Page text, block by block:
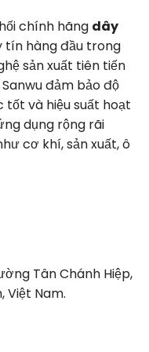
chính hãng dây
tín hàng đầu trong
sản xuất tiên tiến
đảm bảo độ
và hiệu suất hoạt
dụng rộng rãi
cơ khí, sản xuất, ô
Tân Chánh Hiệp,
Việt Nam.